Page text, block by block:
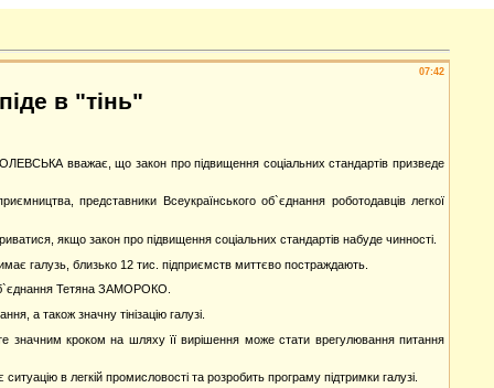
07:42
в "тінь"
вважає, що закон про підвищення соціальних стандартів призведе
представники Всеукраїнського об`єднання роботодавців легкої
якщо закон про підвищення соціальних стандартів набуде чинності.
галузь, близько 12 тис. підприємств миттєво постраждають.
Тетяна ЗАМОРОКО.
а також значну тінізацію галузі.
значним кроком на шляху її вирішення може стати врегулювання питання
в легкій промисловості та розробить програму підтримки галузі.